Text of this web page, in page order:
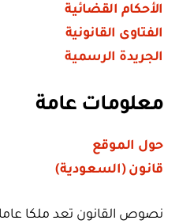
الأحكام القضائية
الفتاوى القانونية
الجريدة الرسمية
معلومات عامة
حول الموقع
قانون (السعودية)
نصوص القانون تعد ملكا